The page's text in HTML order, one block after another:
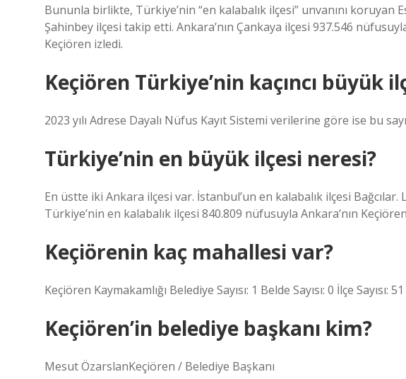
Bununla birlikte, Türkiye’nin “en kalabalık ilçesi” unvanını koruyan
Şahinbey ilçesi takip etti. Ankara’nın Çankaya ilçesi 937.546
Keçiören izledi.
Keçiören Türkiye’nin kaçıncı büyük
2023 yılı Adrese Dayalı Nüfus Kayıt Sistemi verilerine göre ise bu
Türkiye’nin en büyük ilçesi neresi?
En üstte iki Ankara ilçesi var. İstanbul’un en kalabalık ilçesi
Türkiye’nin en kalabalık ilçesi 840.809 nüfusuyla Ankara’nın
Keçiörenin kaç mahallesi var?
Keçiören Kaymakamlığı Belediye Sayısı: 1 Belde Sayısı: 0 İlçe Sayısı: 51
Keçiören’in belediye başkanı kim?
Mesut ÖzarslanKeçiören / Belediye Başkanı